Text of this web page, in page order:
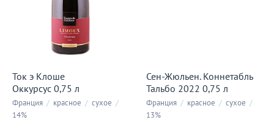
Ток э Клоше
Оккурсус 0,75 л
Франция / красное / сухое /
14%
Сен-Жюльен. Коннетабль
Тальбо 2022 0,75 л
Франция / красное / сухое /
13%